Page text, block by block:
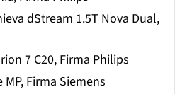
dStream 1.5T Nova Dual,
7 C20, Firma Philips
Firma Siemens